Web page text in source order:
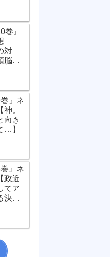
巻』
対
脳バ
巻』ネ
。
向き
…】
巻』ネ
政近
てア
決定